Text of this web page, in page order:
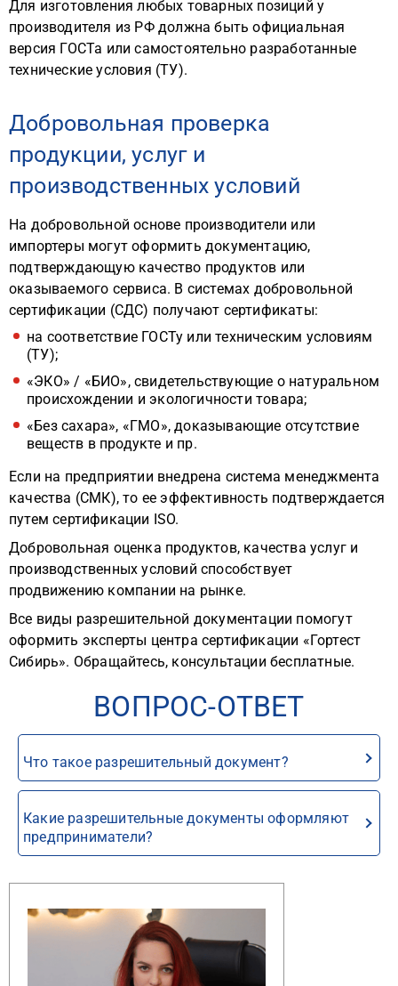
Для изготовления любых товарных позиций у
производителя из РФ должна быть официальная
версия ГОСТа или самостоятельно разработанные
технические условия (ТУ).
Добровольная проверка
продукции, услуг и
производственных условий
На добровольной основе производители или
импортеры могут оформить документацию,
подтверждающую качество продуктов или
оказываемого сервиса. В системах добровольной
сертификации (СДС) получают сертификаты:
на соответствие ГОСТу или техническим условиям
(ТУ);
«ЭКО» / «БИО», свидетельствующие о натуральном
происхождении и экологичности товара;
«Без сахара», «ГМО», доказывающие отсутствие
веществ в продукте и пр.
Если на предприятии внедрена система менеджмента
качества (СМК), то ее эффективность подтверждается
путем сертификации ISO.
Добровольная оценка продуктов, качества услуг и
производственных условий способствует
продвижению компании на рынке.
Все виды разрешительной документации помогут
оформить эксперты центра сертификации «Гортест
Сибирь». Обращайтесь, консультации бесплатные.
ВОПРОС-ОТВЕТ
Что такое разрешительный документ?
Какие разрешительные документы оформляют
предприниматели?